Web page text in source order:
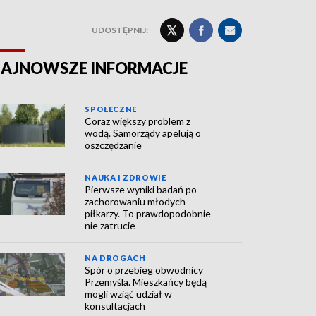
UDOSTĘPNIJ:
INFORMACJE
SPOŁECZNE
Coraz większy problem z
wodą. Samorządy apelują o
oszczędzanie
NAUKA I ZDROWIE
Pierwsze wyniki badań po
zachorowaniu młodych
piłkarzy. To prawdopodobnie
nie zatrucie
NA DROGACH
Spór o przebieg obwodnicy
Przemyśla. Mieszkańcy będą
mogli wziąć udział w
konsultacjach